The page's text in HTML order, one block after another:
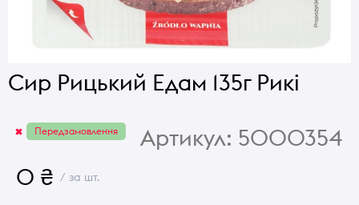
Сир Рицький Едам 135г Рикі
Передзамовлення Артикул: 5000354
0 ₴ / за шт.